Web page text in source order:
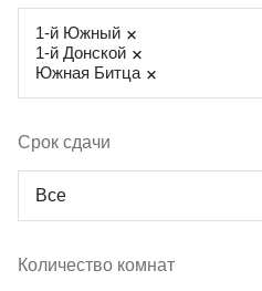
1-й Южный
1-й Донской
Южная Битца
Срок сдачи
Все
Количество комнат